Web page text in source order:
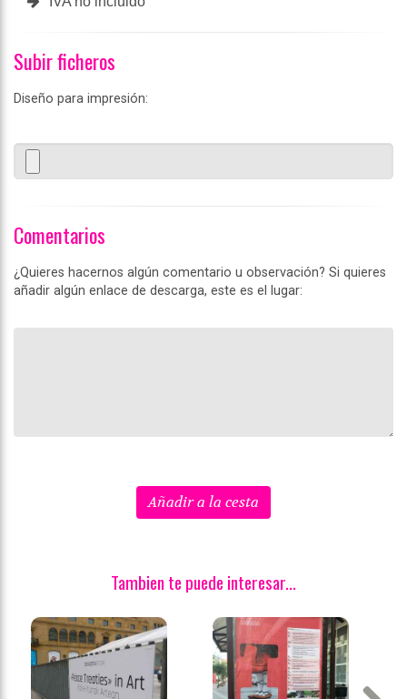
Subir ficheros
Diseño para impresión:
Comentarios
¿Quieres hacernos algún comentario u observación? Si quieres
añadir algún enlace de descarga, este es el lugar:
Añadir a la cesta
Tambien te puede interesar...